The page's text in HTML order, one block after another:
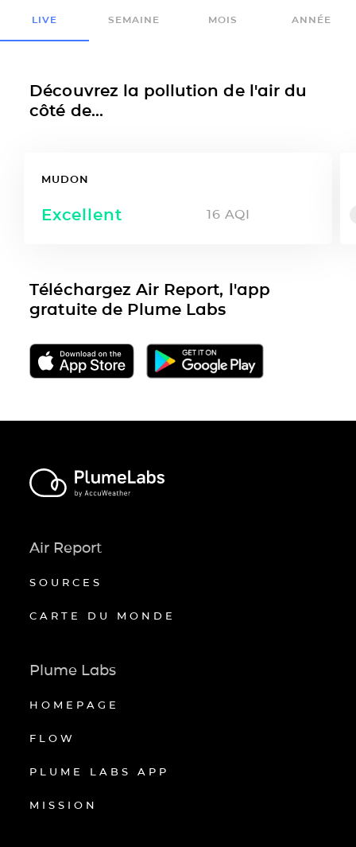
LIVE SEMAINE MOIS ANNÉE
Découvrez la pollution de l'air du
côté de...
MUDON
Excellent 16 AQI
Téléchargez Air Report, l'app
gratuite de Plume Labs
Air Report
SOURCES
CARTE DU MONDE
Plume Labs
HOMEPAGE
FLOW
PLUME LABS APP
MISSION